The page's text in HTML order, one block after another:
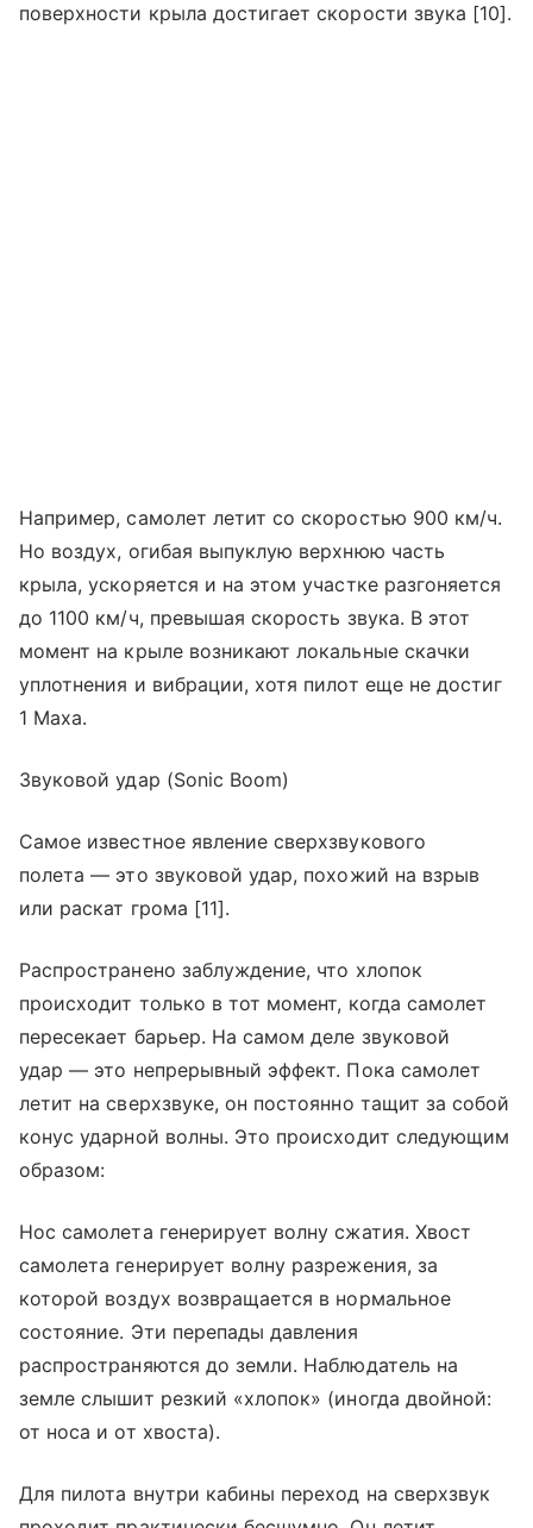
поверхности крыла достигает скорости звука [10].
Например, самолет летит со скоростью 900 км/ч.
Но воздух, огибая выпуклую верхнюю часть
крыла, ускоряется и на этом участке разгоняется
до 1100 км/ч, превышая скорость звука. В этот
момент на крыле возникают локальные скачки
уплотнения и вибрации, хотя пилот еще не достиг
1 Маха.
Звуковой удар (Sonic Boom)
Самое известное явление сверхзвукового
полета — это звуковой удар, похожий на взрыв
или раскат грома [11].
Распространено заблуждение, что хлопок
происходит только в тот момент, когда самолет
пересекает барьер. На самом деле звуковой
удар — это непрерывный эффект. Пока самолет
летит на сверхзвуке, он постоянно тащит за собой
конус ударной волны. Это происходит следующим
образом:
Нос самолета генерирует волну сжатия. Хвост
самолета генерирует волну разрежения, за
которой воздух возвращается в нормальное
состояние. Эти перепады давления
распространяются до земли. Наблюдатель на
земле слышит резкий «хлопок» (иногда двойной:
от носа и от хвоста).
Для пилота внутри кабины переход на сверхзвук